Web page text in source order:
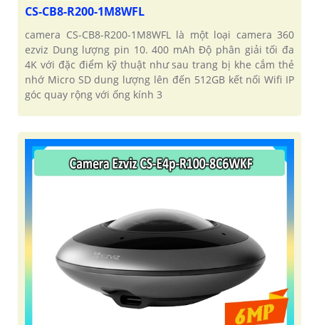
CS-CB8-R200-1M8WFL
camera CS-CB8-R200-1M8WFL là một loại camera 360
ezviz Dung lượng pin 10. 400 mAh Độ phân giải tối đa
4K với đặc điểm kỹ thuật như sau trang bị khe cắm thẻ
nhớ Micro SD dung lượng lên đến 512GB kết nối Wifi IP
góc quay rộng với ống kính 3